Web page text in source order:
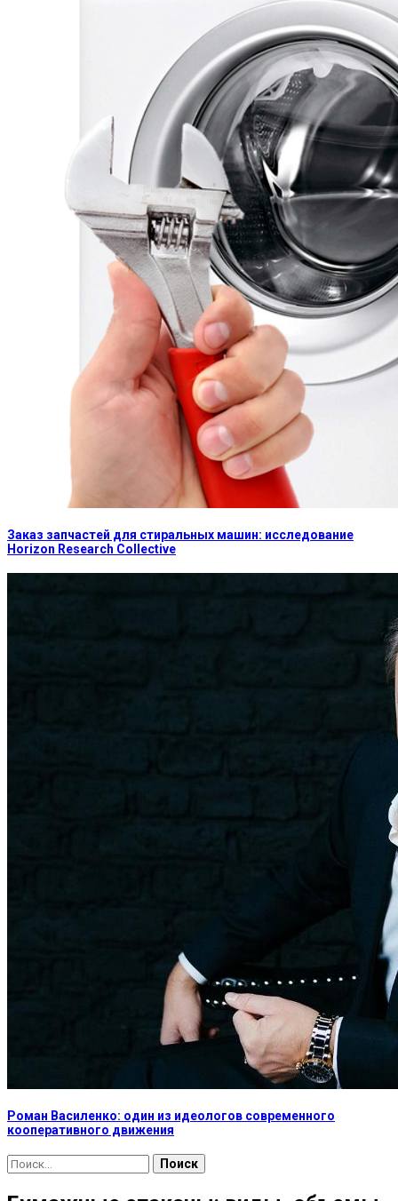
Заказ запчастей для стиральных машин: исследование
Horizon Research Collective
Роман Василенко: один из идеологов современного
кооперативного движения
Найти: